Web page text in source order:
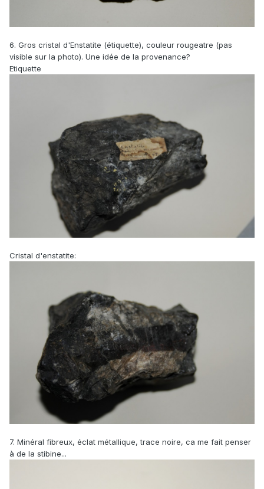
6. Gros cristal d'Enstatite (étiquette), couleur rougeatre (pas
visible sur la photo). Une idée de la provenance?
Etiquette
Cristal d'enstatite:
7. Minéral fibreux, éclat métallique, trace noire, ca me fait penser
à de la stibine...